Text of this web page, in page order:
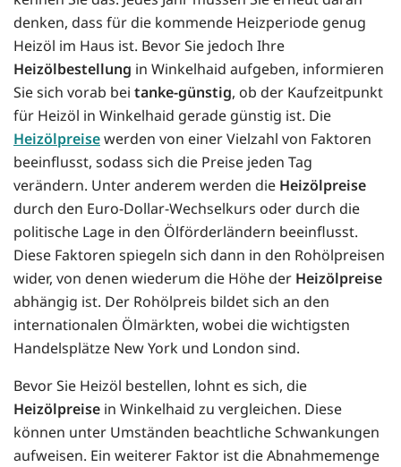
denken, dass für die kommende Heizperiode genug
Heizöl im Haus ist. Bevor Sie jedoch Ihre
Heizölbestellung in Winkelhaid aufgeben, informieren
Sie sich vorab bei tanke-günstig, ob der Kaufzeitpunkt
für Heizöl in Winkelhaid gerade günstig ist. Die
Heizölpreisewerden von einer Vielzahl von Faktoren
beeinflusst, sodass sich die Preise jeden Tag
verändern. Unter anderem werden die Heizölpreise
durch den Euro-Dollar-Wechselkurs oder durch die
politische Lage in den Ölförderländern beeinflusst.
Diese Faktoren spiegeln sich dann in den Rohölpreisen
wider, von denen wiederum die Höhe der Heizölpreise
abhängig ist. Der Rohölpreis bildet sich an den
internationalen Ölmärkten, wobei die wichtigsten
Handelsplätze New York und London sind.
Bevor Sie Heizöl bestellen, lohnt es sich, die
Heizölpreise in Winkelhaid zu vergleichen. Diese
können unter Umständen beachtliche Schwankungen
aufweisen. Ein weiterer Faktor ist die Abnahmemenge